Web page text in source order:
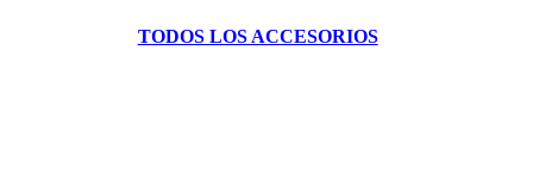
TODOS LOS ACCESORIOS